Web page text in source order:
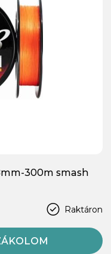
300m smash
Raktáron